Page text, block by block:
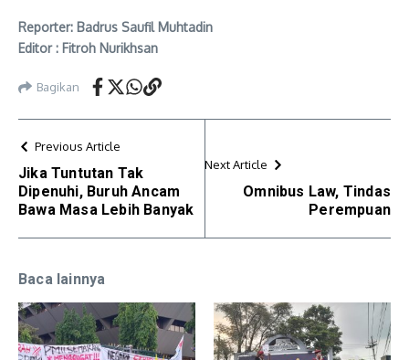
Reporter: Badrus Saufil Muhtadin
Editor : Fitroh Nurikhsan
Bagikan
Previous Article
Jika Tuntutan Tak
Dipenuhi, Buruh Ancam
Bawa Masa Lebih Banyak
Next Article
Omnibus Law, Tindas
Perempuan
Baca lainnya